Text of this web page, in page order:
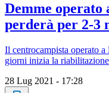
Demme
perderà per 2-3
Il centrocampista operato
giorni inizia la riabilitazione
28 Lug 2021 - 17:28